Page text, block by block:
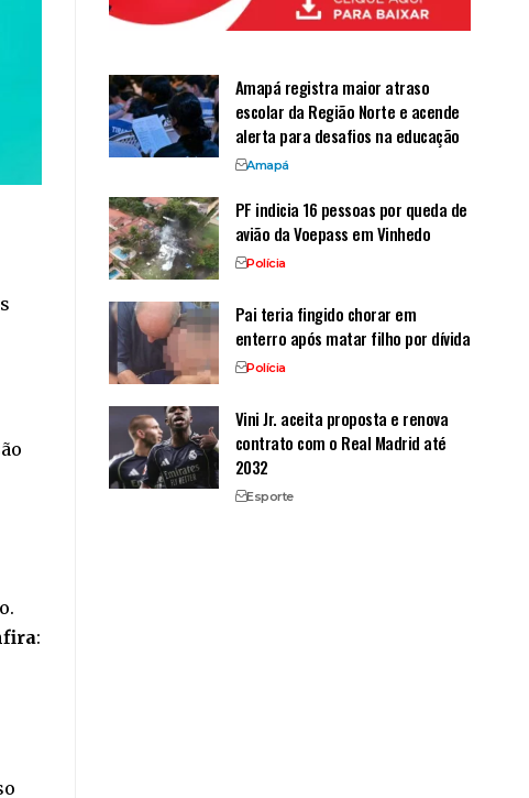
:
Amapá registra maior atraso
escolar da Região Norte e acende
alerta para desafios na educação
Amapá
PF indicia 16 pessoas por queda de
avião da Voepass em Vinhedo
Polícia
Pai teria fingido chorar em
enterro após matar filho por dívida
Polícia
Vini Jr. aceita proposta e renova
contrato com o Real Madrid até
2032
Esporte